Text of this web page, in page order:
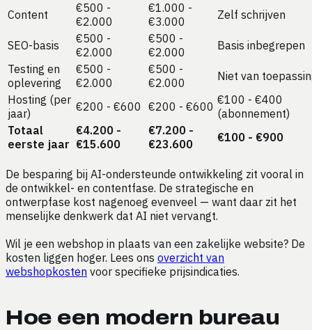
Content
€500 -
€2.000
€1.000 -
€3.000
Zelf schrijven
SEO-basis
€500 -
€2.000
€500 -
€2.000
Basis inbegrepen
Testing en
oplevering
€500 -
€2.000
€500 -
€2.000
Niet van
Hosting (per
jaar)
€200 - €600 €200 - €600 €100 - €400
(abonnement)
Totaal
eerste jaar
€4.200 -
€15.600
€7.200 -
€23.600
€100 - €900
De besparing bij AI-ondersteunde ontwikkeling zit vooral in
de ontwikkel- en contentfase. De strategische en
ontwerpfase kost nagenoeg evenveel — want daar zit het
menselijke denkwerk dat AI niet vervangt.
Wil je een webshop in plaats van een zakelijke website? De
kosten liggen hoger. Lees ons overzicht van
webshopkosten voor specifieke prijsindicaties.
Hoe een modern bureau